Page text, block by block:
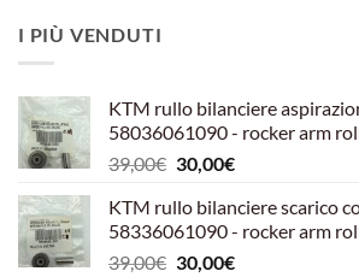
I PIÙ VENDUTI
KTM rullo bilanciere
58036061090 - rocker arm
39,00€ Il
originale
era:
39,00€.
30,00€Il
attuale
è:
30,00€.
KTM rullo bilanciere scarico
58336061090 - rocker arm
39,00€ Il
30,00€Il